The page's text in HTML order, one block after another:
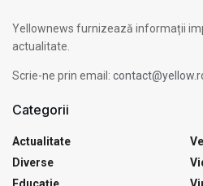
Yellownews furnizează informații
actualitate.
Scrie-ne prin email:
Categorii
Actualitate
Diverse
Educație